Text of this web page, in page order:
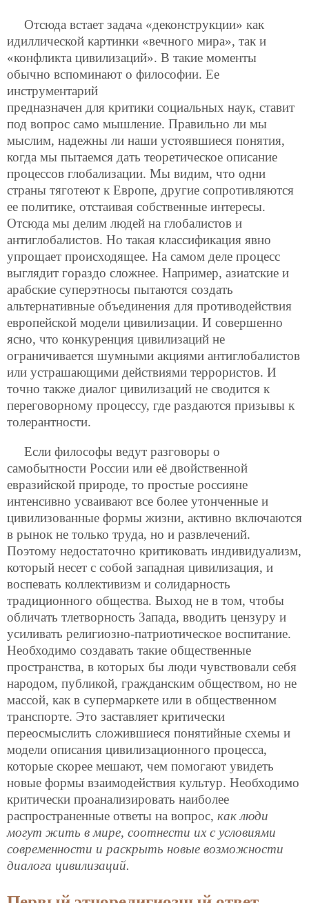
Отсюда встает задача «деконструкции» как
идиллической картинки «вечного мира», так и
«конфликта цивилизаций». В такие моменты
обычно вспоминают о философии. Ее
инструментарий
предназначен для критики социальных наук, ставит
под вопрос само мышление. Правильно ли мы
мыслим, надежны ли наши устоявшиеся понятия,
когда мы пытаемся дать теоретическое описание
процессов глобализации. Мы видим, что одни
страны тяготеют к Европе, другие сопротивляются
ее политике, отстаивая собственные интересы.
Отсюда мы делим людей на глобалистов и
антиглобалистов. Но такая классификация явно
упрощает происходящее. На самом деле процесс
выглядит гораздо сложнее. Например, азиатские и
арабские суперэтносы пытаются создать
альтернативные объединения для противодействия
европейской модели цивилизации. И совершенно
ясно, что конкуренция цивилизаций не
ограничивается шумными акциями антиглобалистов
или устрашающими действиями террористов. И
точно также диалог цивилизаций не сводится к
переговорному процессу, где раздаются призывы к
толерантности.
Если философы ведут разговоры о
самобытности России или её двойственной
евразийской природе, то простые россияне
интенсивно усваивают все более утонченные и
цивилизованные формы жизни, активно включаются
в рынок не только труда, но и развлечений.
Поэтому недостаточно критиковать индивидуализм,
который несет с собой западная цивилизация, и
воспевать коллективизм и солидарность
традиционного общества. Выход не в том, чтобы
обличать тлетворность Запада, вводить цензуру и
усиливать религиозно-патриотическое воспитание.
Необходимо создавать такие общественные
пространства, в которых бы люди чувствовали себя
народом, публикой, гражданским обществом, но не
массой, как в супермаркете или в общественном
транспорте. Это заставляет критически
переосмыслить сложившиеся понятийные схемы и
модели описания цивилизационного процесса,
которые скорее мешают, чем помогают увидеть
новые формы взаимодействия культур. Необходимо
критически проанализировать наиболее
распространенные ответы на вопрос, как люди
могут жить в мире, соотнести их с условиями
современности и раскрыть новые возможности
диалога цивилизаций.